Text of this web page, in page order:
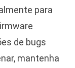
para
de bugs
mantenha